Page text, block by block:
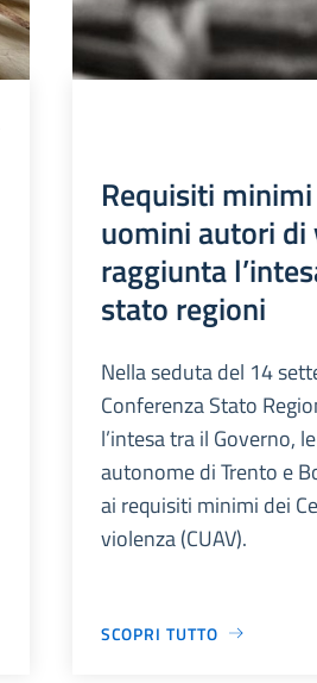
Requisiti
uomini autori di
raggiunta
stato regioni
Nella seduta del 14
Conferenza Stato
l’intesa tra il Governo,
autonome di Trento e
ai requisiti minimi dei
violenza (CUAV).
SCOPRI TUTTO